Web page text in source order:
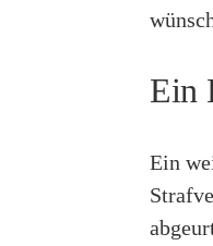
Ein
Ein